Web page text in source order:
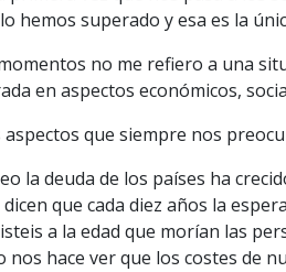
hemos superado y esa es la
no me refiero a una
en aspectos económicos,
que siempre nos
la deuda de los países ha
que cada diez años la
a la edad que morían las
nos hace ver que los costes